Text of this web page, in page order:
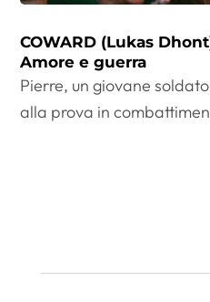
COWARD (Lukas
Amore e guerra
Pierre, un giovane
alla prova in